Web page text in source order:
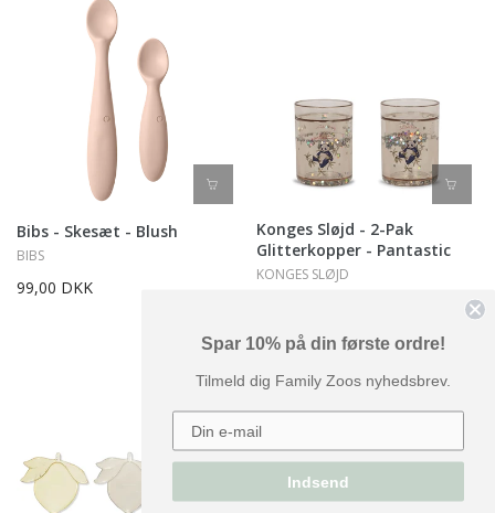
Bibs - Skesæt - Blush
BIBS
99,00 DKK
Konges Sløjd - 2-Pak
Glitterkopper - Pantastic
KONGES SLØJD
Spar 10% på din første ordre!
Tilmeld dig Family Zoos nyhedsbrev.
Indsend